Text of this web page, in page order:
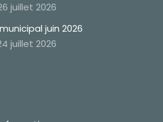
juillet 2026
juin 2026
juillet 2026